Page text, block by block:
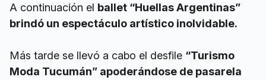
A continuación el ballet “Huellas Argentinas”
brindó un espectáculo artístico inolvidable.
Más tarde se llevó a cabo el desfile “Turismo
Moda Tucumán” apoderándose de pasarela